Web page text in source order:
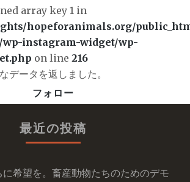
array key 1 in
hopeforanimals.org/
instagram-widget/wp-
on line 216
ータを返しました。
フォロー
最近の投稿
希望を。畜産動物たちのためのデモ